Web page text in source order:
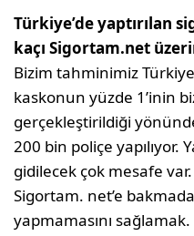
Türkiye’de yaptırılan
kaçı Sigortam.net
Bizim tahminimiz
kaskonun yüzde 1’inin
gerçekleştirildiği
200 bin poliçe yapılıyor.
gidilecek çok mesafe var.
Sigortam. net’e
yapmama­sını sağlamak.